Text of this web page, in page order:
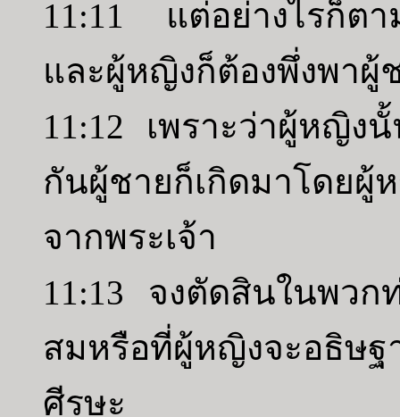
11:11 แต่อย่างไรก็ต
และผู้หญิงก็ต้องพึ่งพาผู้
11:12 เพราะว่าผู้หญิง
กันผู้ชายก็เกิดมาโดย
จากพระเจ้า
11:13 จงตัดสินในพวก
สมหรือที่ผู้หญิงจะอธิษฐ
ศีรษะ